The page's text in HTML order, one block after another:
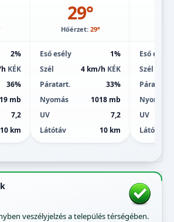
2%
KÉK
36%
mb
7,2
10 km
29°
Hőérzet: 29°
Eső esély
1%
Szél
4 km/h KÉK
Páratart.
33%
Nyomás
1018 mb
UV
7,2
Látótáv
10 km
Eső esély
Szél
Páratart.
Nyomás
UV
Látótáv
veszélyjelzés a település térségében.